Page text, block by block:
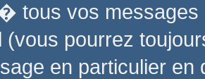
tous vos
(vous pourrez
en particulier